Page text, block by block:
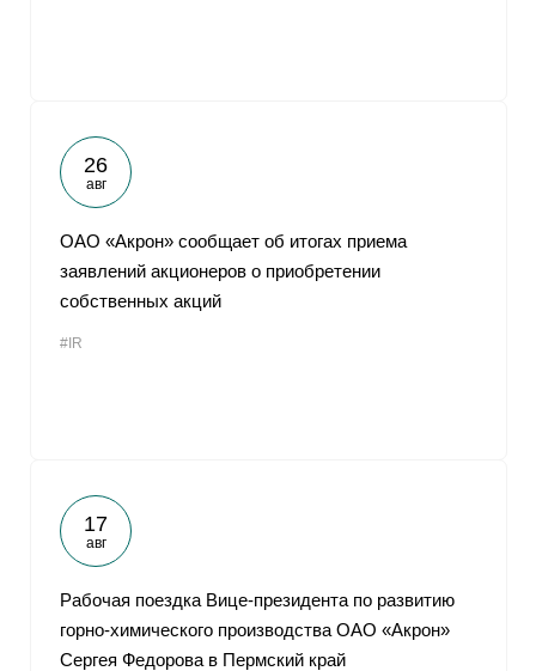
26
авг
ОАО «Акрон» сообщает об итогах приема
заявлений акционеров о приобретении
собственных акций
#IR
17
авг
Рабочая поездка Вице-президента по развитию
горно-химического производства ОАО «Акрон»
Сергея Федорова в Пермский край